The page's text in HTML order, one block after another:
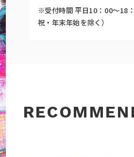
※受付時間 平日10：00～18
祝・年末年始を除く）